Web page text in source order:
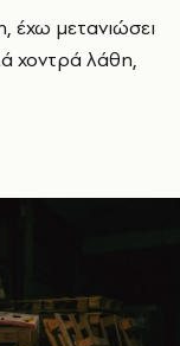
έχω μετανιώσει
χοντρά λάθη,